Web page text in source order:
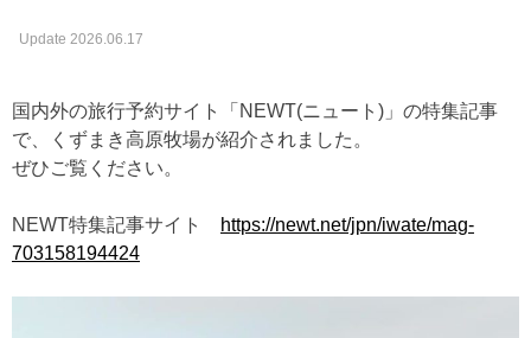
Update 2026.06.17
国内外の旅行予約サイト「NEWT(ニュート)」の特集記事
で、くずまき高原牧場が紹介されました。
ぜひご覧ください。
NEWT特集記事サイト
https://newt.net/jpn/iwate/mag-
703158194424